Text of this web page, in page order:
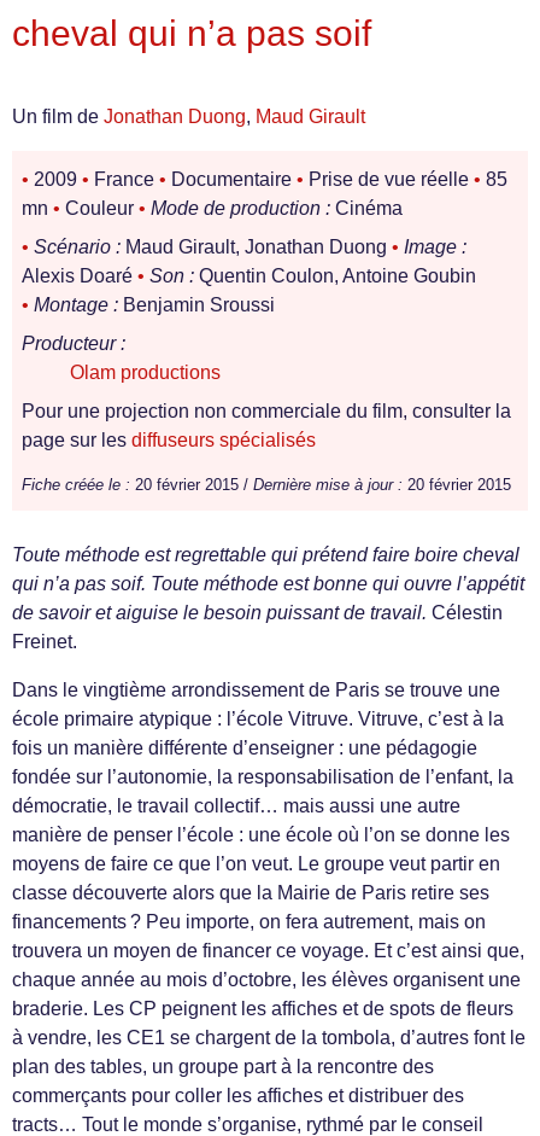
cheval qui n’a pas soif
Un film de Jonathan Duong, Maud Girault
• 2009 • France • Documentaire • Prise de vue réelle • 85
mn • Couleur • Mode de production : Cinéma
• Scénario : Maud Girault, Jonathan Duong • Image :
Alexis Doaré • Son : Quentin Coulon, Antoine Goubin
• Montage : Benjamin Sroussi
Producteur :
Olam productions
Pour une projection non commerciale du film, consulter la
page sur les diffuseurs spécialisés
Fiche créée le : 20 février 2015 / Dernière mise à jour : 20 février 2015
Toute méthode est regrettable qui prétend faire boire cheval
qui n’a pas soif. Toute méthode est bonne qui ouvre l’appétit
de savoir et aiguise le besoin puissant de travail. Célestin
Freinet.
Dans le vingtième arrondissement de Paris se trouve une
école primaire atypique : l’école Vitruve. Vitruve, c’est à la
fois un manière différente d’enseigner : une pédagogie
fondée sur l’autonomie, la responsabilisation de l’enfant, la
démocratie, le travail collectif… mais aussi une autre
manière de penser l’école : une école où l’on se donne les
moyens de faire ce que l’on veut. Le groupe veut partir en
classe découverte alors que la Mairie de Paris retire ses
financements ? Peu importe, on fera autrement, mais on
trouvera un moyen de financer ce voyage. Et c’est ainsi que,
chaque année au mois d’octobre, les élèves organisent une
braderie. Les CP peignent les affiches et de spots de fleurs
à vendre, les CE1 se chargent de la tombola, d’autres font le
plan des tables, un groupe part à la rencontre des
commerçants pour coller les affiches et distribuer des
tracts… Tout le monde s’organise, rythmé par le conseil